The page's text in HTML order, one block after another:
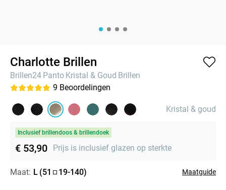
Charlotte Brillen
Brillen24 Panto Kristal & Goud Brillen
9 Beoordelingen
Kristal & goud
Inclusief brillendoos & brillendoek
€ 53,90 Prijs is inclusief glazen op sterkte
Maat: L (51 19-140) Maatguide